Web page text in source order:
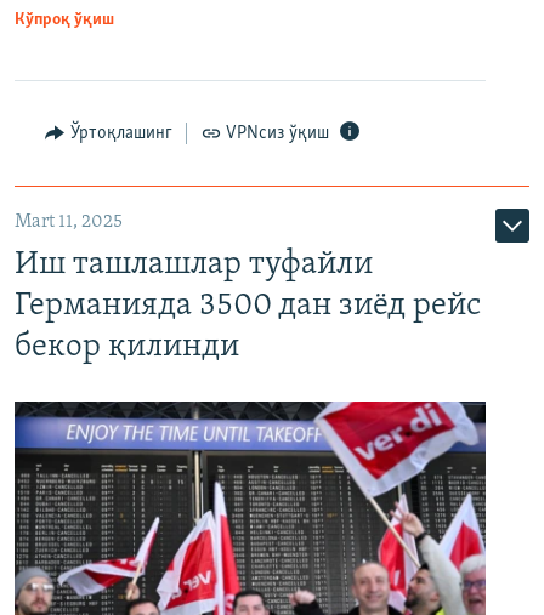
Кўпроқ ўқиш
Ўртоқлашинг VPNсиз ўқиш
Mart 11, 2025
Иш ташлашлар туфайли
Германияда 3500 дан зиёд рейс
бекор қилинди